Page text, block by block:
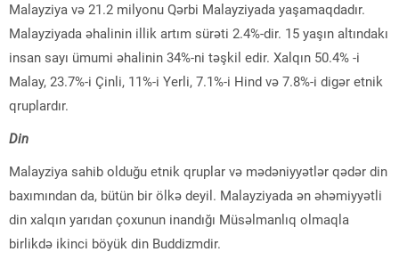
Malayziya və 21.2 milyonu Qərbi Malayziyada yaşamaqdadır.
Malayziyada əhalinin illik artım sürəti 2.4%-dir. 15 yaşın altındakı
insan sayı ümumi əhalinin 34%-ni təşkil edir. Xalqın 50.4% -i
Malay, 23.7%-i Çinli, 11%-i Yerli, 7.1%-i Hind və 7.8%-i digər etnik
qruplardır.
Din
Malayziya sahib olduğu etnik qruplar və mədəniyyətlər qədər din
baxımından da, bütün bir ölkə deyil. Malayziyada ən əhəmiyyətli
din xalqın yarıdan çoxunun inandığı Müsəlmanlıq olmaqla
birlikdə ikinci böyük din Buddizmdir.